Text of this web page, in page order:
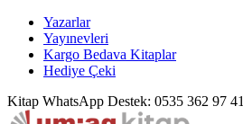
Yazarlar
Yayınevleri
Kargo Bedava Kitaplar
Hediye Çeki
Kitap WhatsApp Destek: 0535 362 97 41